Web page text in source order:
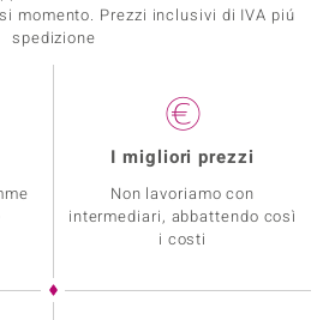
momento. Prezzi inclusivi di IVA piú
spedizione
I migliori prezzi
Non lavoriamo con
intermediari, abbattendo così
i costi